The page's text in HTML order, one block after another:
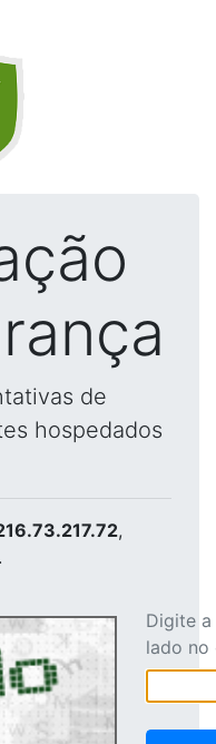
de
hospedados
,
Digite
lado no